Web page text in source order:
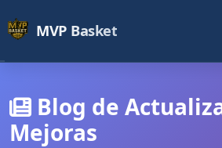
MVP Basket
Blog de
Mejoras